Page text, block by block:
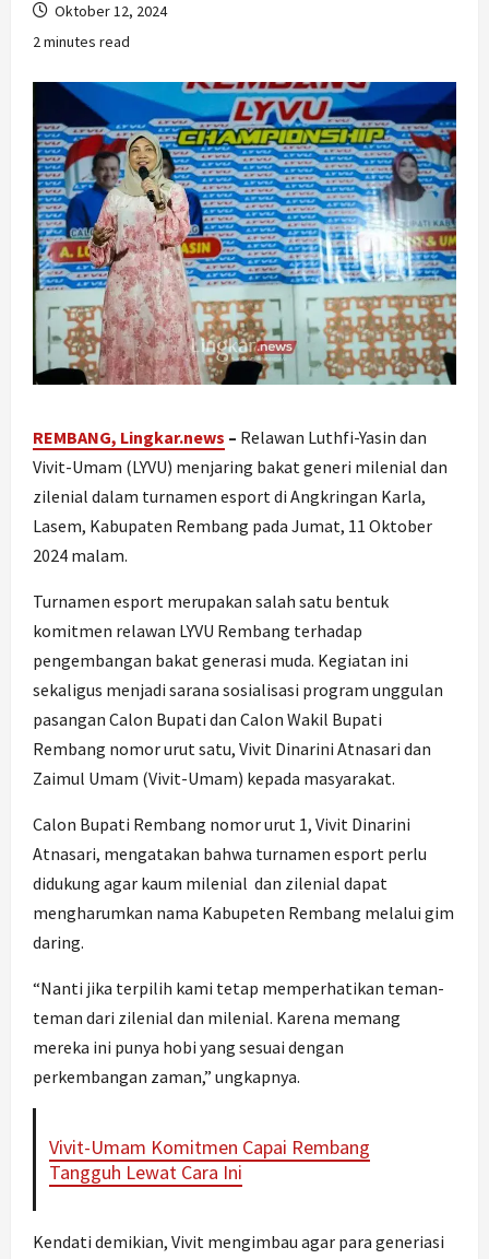
Oktober 12, 2024
2 minutes read
REMBANG, Lingkar.news – Relawan Luthfi-Yasin dan
Vivit-Umam (LYVU) menjaring bakat generi milenial dan
zilenial dalam turnamen esport di Angkringan Karla,
Lasem, Kabupaten Rembang pada Jumat, 11 Oktober
2024 malam.
Turnamen esport merupakan salah satu bentuk
komitmen relawan LYVU Rembang terhadap
pengembangan bakat generasi muda. Kegiatan ini
sekaligus menjadi sarana sosialisasi program unggulan
pasangan Calon Bupati dan Calon Wakil Bupati
Rembang nomor urut satu, Vivit Dinarini Atnasari dan
Zaimul Umam (Vivit-Umam) kepada masyarakat.
Calon Bupati Rembang nomor urut 1, Vivit Dinarini
Atnasari, mengatakan bahwa turnamen esport perlu
didukung agar kaum milenial dan zilenial dapat
mengharumkan nama Kabupeten Rembang melalui gim
daring.
“Nanti jika terpilih kami tetap memperhatikan teman-
teman dari zilenial dan milenial. Karena memang
mereka ini punya hobi yang sesuai dengan
perkembangan zaman,” ungkapnya.
Vivit-Umam Komitmen Capai Rembang
Tangguh Lewat Cara Ini
Kendati demikian, Vivit mengimbau agar para generiasi